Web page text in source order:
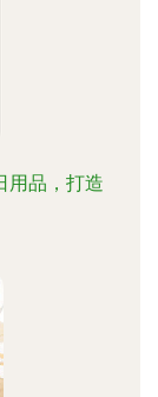
用品，打造